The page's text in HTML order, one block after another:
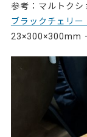
参考：マルトクシ
ブラックチェリ
23×300×300mm